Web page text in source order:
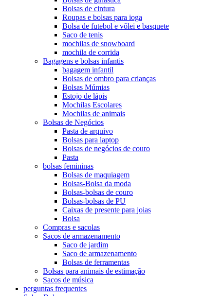
Bolsas de cintura
Roupas e bolsas para ioga
Bolsa de futebol e vôlei e basquete
Saco de tenis
mochilas de snowboard
mochila de corrida
Bagagens e bolsas infantis
bagagem infantil
Bolsas de ombro para crianças
Bolsas Múmias
Estojo de lápis
Mochilas Escolares
Mochilas de animais
Bolsas de Negócios
Pasta de arquivo
Bolsas para laptop
Bolsas de negócios de couro
Pasta
bolsas femininas
Bolsas de maquiagem
Bolsas-Bolsa da moda
Bolsas-bolsas de couro
Bolsas-bolsas de PU
Caixas de presente para joias
Bolsa
Compras e sacolas
Sacos de armazenamento
Saco de jardim
Saco de armazenamento
Bolsas de ferramentas
Bolsas para animais de estimação
Sacos de música
perguntas frequentes